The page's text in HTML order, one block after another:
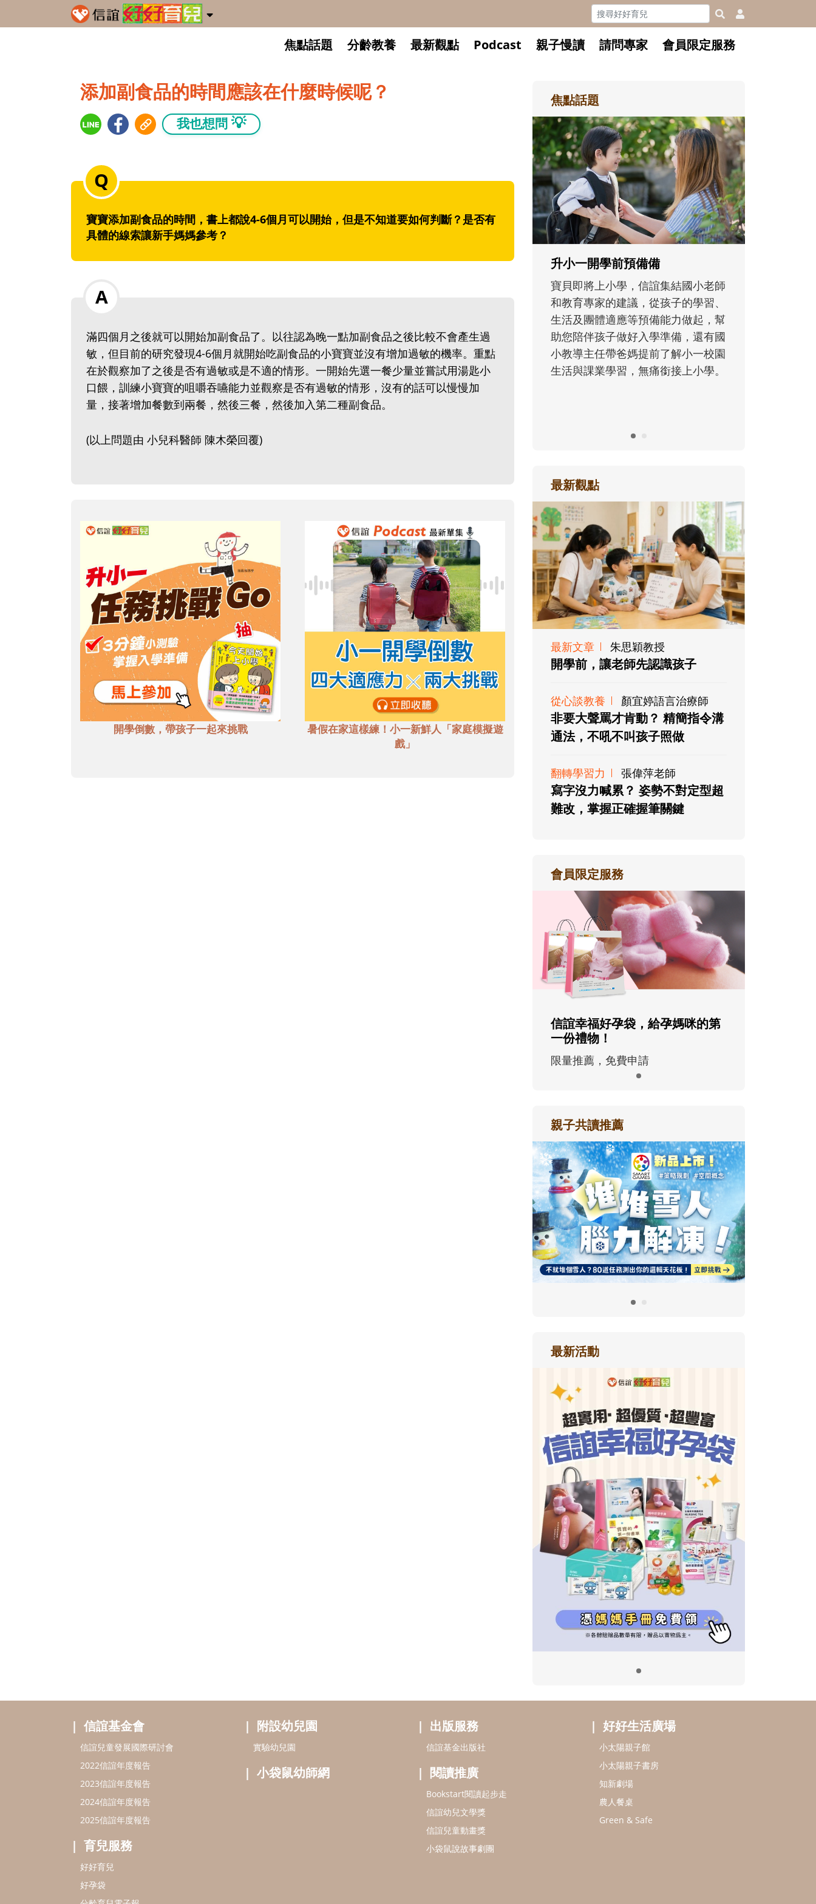
焦點話題 分齡教養 最新觀點 Podcast 親子慢讀 請問專家 會員限定服務
添加副食品的時間應該在什麼時候呢？
我也想問 💡
寶寶添加副食品的時間，書上都說4-6個月可以開始，但是不知道要如何判斷？是否有
具體的線索讓新手媽媽參考？
滿四個月之後就可以開始加副食品了。以往認為晚一點加副食品之後比較不會產生過
敏，但目前的研究發現4-6個月就開始吃副食品的小寶寶並沒有增加過敏的機率。重點
在於觀察加了之後是否有過敏或是不適的情形。一開始先選一餐少量並嘗試用湯匙小
口餵，訓練小寶寶的咀嚼吞嚥能力並觀察是否有過敏的情形，沒有的話可以慢慢加
量，接著增加餐數到兩餐，然後三餐，然後加入第二種副食品。
(以上問題由 小兒科醫師 陳木榮回覆)
開學倒數，帶孩子一起來挑戰
暑假在家這樣練！小一新鮮人「家庭模擬遊
戲」
焦點話題
升小一開學前預備備
寶貝即將上小學，信誼集結國小老師
和教育專家的建議，從孩子的學習、
生活及團體適應等預備能力做起，幫
助您陪伴孩子做好入學準備，還有國
小教導主任帶爸媽提前了解小一校園
生活與課業學習，無痛銜接上小學。
和孩子一起長大的那個男人│讀
懂父親的不同模樣
沒有人天生就擅長當爸爸！男人總是
在一次次「前所未有」的體驗中，跟
著孩子一起長大。從給予安全感的肢
體遊戲，到獨立自主、角色認同及解
決問題的能力養成。爸爸正嘗試用不
同的模樣，參與孩子每個重要的成長
歷程。
最新觀點
最新文章 朱思穎教授
開學前，讓老師先認識孩子
從心談教養 顏宜婷語言治療師
非要大聲罵才肯動？ 精簡指令溝
通法，不吼不叫孩子照做
翻轉學習力 張偉萍老師
寫字沒力喊累？ 姿勢不對定型超
難改，掌握正確握筆關鍵
會員限定服務
信誼幸福好孕袋，給孕媽咪的第
一份禮物！
限量推薦，免費申請
親子共讀推薦
最新活動
信誼基金會
信誼兒童發展國際研討會
2022信誼年度報告
2023信誼年度報告
2024信誼年度報告
2025信誼年度報告
育兒服務
好好育兒
好孕袋
附設幼兒園
實驗幼兒園
小袋鼠幼師網
出版服務
信誼基金出版社
閱讀推廣
Bookstart閱讀起步走
信誼幼兒文學獎
信誼兒童動畫獎
小袋鼠說故事劇團
好好生活廣場
小太陽親子館
小太陽親子書房
知新劇場
農人餐桌
Green & Safe